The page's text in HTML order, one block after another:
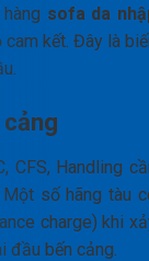
sofa da
kết. Đây là
CFS, Handling
Một số hãng tàu
charge) khi
đầu bến cảng.